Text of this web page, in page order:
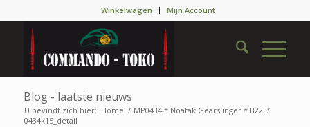
Winkelwagen Mijn Account
Blog - laatste nieuws
U bevindt zich hier: Home / MP0434 * Noatak Gearslinger * B22 /
0434k15_detail